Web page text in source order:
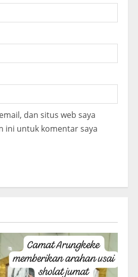
dan situs web saya
ini untuk komentar saya